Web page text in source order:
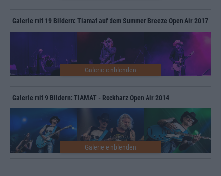
Galerie mit 19 Bildern: Tiamat auf dem Summer Breeze Open Air 2017
Galerie mit 9 Bildern: TIAMAT - Rockharz Open Air 2014